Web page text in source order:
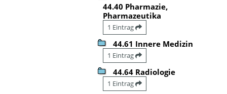
44.40 Pharmazie,
Pharmazeutika
1 Eintrag
44.61 Innere Medizin
1 Eintrag
44.64 Radiologie
1 Eintrag